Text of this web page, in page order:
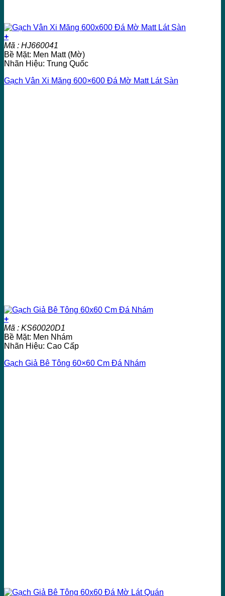
+
Mã : HJ660041
Bề Mặt: Men Matt (Mờ)
Nhãn Hiệu: Trung Quốc
Gạch Vân Xi Măng 600×600 Đá Mờ Matt Lát Sàn
+
Mã : KS60020D1
Bề Mặt: Men Nhám
Nhãn Hiệu: Cao Cấp
Gạch Giả Bê Tông 60×60 Cm Đá Nhám